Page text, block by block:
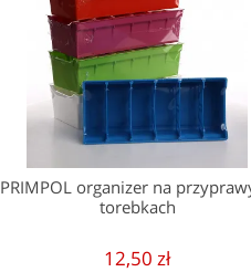
PRIMPOL organizer na
torebkach
12,50 zł